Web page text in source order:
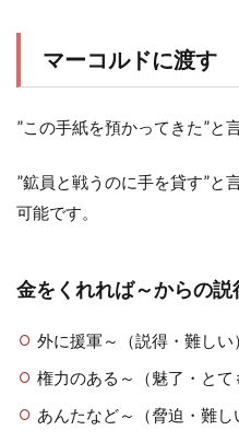
マーコルドに渡す
”この手紙を預かってきた”と
”鉱員と戦うのに手を貸す”と
可能です。
金をくれれば～からの説
外に援軍～（説得・難しい）
権力のある～（魅了・とて
あんたなど～（脅迫・難し